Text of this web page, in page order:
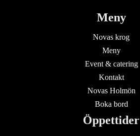
Meny
Novas krog
Meny
Event & catering
Kontakt
Novas Holmön
Boka bord
Öppettider